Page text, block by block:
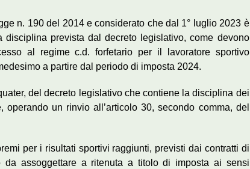
n. 190 del 2014 e considerato che dal 1° luglio 2023 è
prevista dal decreto legislativo, come devono
al regime c.d. forfetario per il lavoratore sportivo
a partire dal periodo di imposta 2024.
del decreto legislativo che contiene la disciplina dei
un rinvio all’articolo 30, secondo comma, del
per i risultati sportivi raggiunti, previsti dai contratti di
assoggettare a ritenuta a titolo di imposta ai sensi